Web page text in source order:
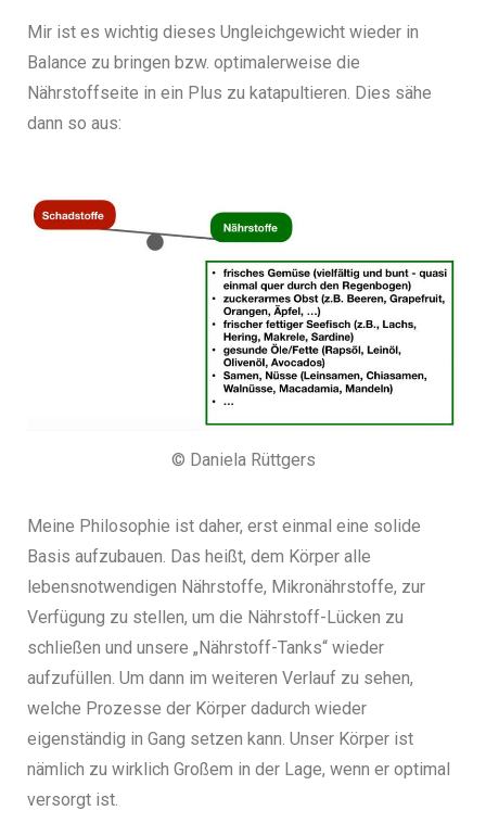
Mir ist es wichtig dieses Ungleichgewicht wieder in
Balance zu bringen bzw. optimalerweise die
Nährstoffseite in ein Plus zu katapultieren. Dies sähe
dann so aus:
© Daniela Rüttgers
Meine Philosophie ist daher, erst einmal eine solide
Basis aufzubauen. Das heißt, dem Körper alle
lebensnotwendigen Nährstoffe, Mikronährstoffe, zur
Verfügung zu stellen, um die Nährstoff-Lücken zu
schließen und unsere „Nährstoff-Tanks“ wieder
aufzufüllen. Um dann im weiteren Verlauf zu sehen,
welche Prozesse der Körper dadurch wieder
eigenständig in Gang setzen kann. Unser Körper ist
nämlich zu wirklich Großem in der Lage, wenn er optimal
versorgt ist.